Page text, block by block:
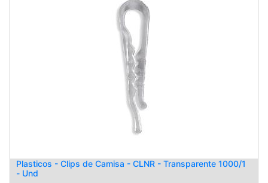
Plasticos - Clips de Camisa - CLNR - Transparente 1000/1
- Und